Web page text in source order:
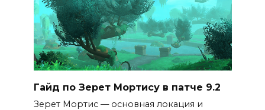
Гайд по Зерет Мортису в патче 9.2
Зерет Мортис — основная локация и